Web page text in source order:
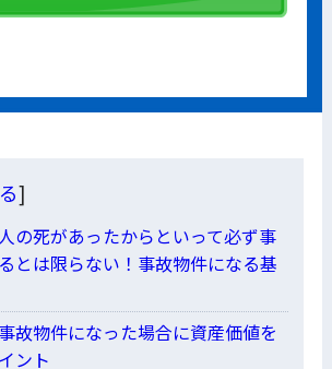
]
の死があったからといって必ず事
とは限らない！事故物件になる基
故物件になった場合に資産価値を
ント